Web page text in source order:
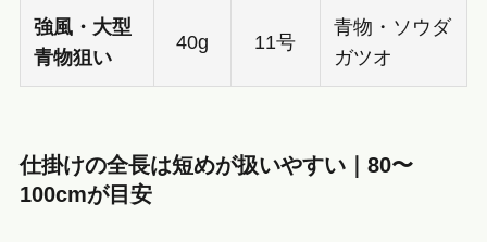
強風・大型
青物狙い
40g 11号
青物・ソウダ
ガツオ
仕掛けの全長は短めが扱いやすい｜80〜
100cmが目安